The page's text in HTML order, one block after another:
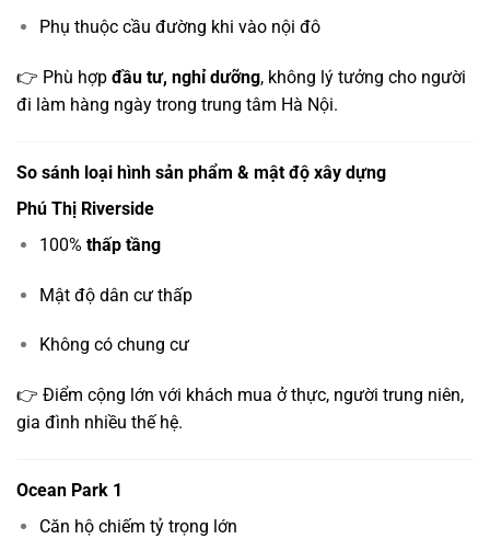
Phụ thuộc cầu đường khi vào nội đô
👉 Phù hợp đầu tư, nghỉ dưỡng, không lý tưởng cho người
đi làm hàng ngày trong trung tâm Hà Nội.
So sánh loại hình sản phẩm & mật độ xây dựng
Phú Thị Riverside
100% thấp tầng
Mật độ dân cư thấp
Không có chung cư
👉 Điểm cộng lớn với khách mua ở thực, người trung niên,
gia đình nhiều thế hệ.
Ocean Park 1
Căn hộ chiếm tỷ trọng lớn